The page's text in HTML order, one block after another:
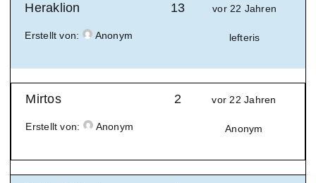
Heraklion
Erstellt von: Anonym
13 vor 22 Jahren
lefteris
Mirtos
Erstellt von: Anonym
2 vor 22 Jahren
Anonym